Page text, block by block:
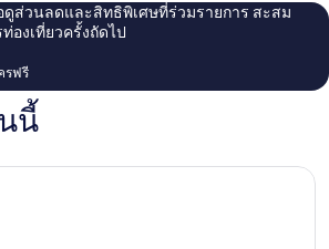
ดูส่วนลดและสิทธิพิเศษที่ร่วมรายการ สะสม
องเที่ยวครั้งถัดไป
รฟรี
นี้